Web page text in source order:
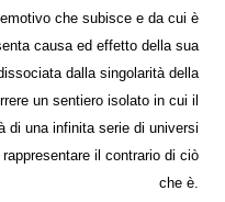
che subisce e da cui è
causa ed effetto della sua
dalla singolarità della
un sentiero isolato in cui il
di una infinita serie di universi
il contrario di ciò
che è.